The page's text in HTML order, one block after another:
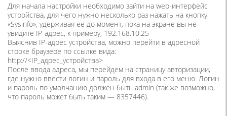
Для начала настройки необходимо зайти на web-интерфейс
устройства, для чего нужно несколько раз нажать на кнопку
«Sysinfo», удерживая ее до момент, пока на экране вы не
увидите IP-адрес, к примеру, 192.168.10.25
Выяснив IP-адрес устройства, можно перейти в адресной
строке браузере по ссылке вида:
http://<IP_адрес_устройства>
После ввода адреса, мы перейдем на страницу авторизации,
где нужно ввести логин и пароль для входа в его меню. Логин
и пароль по умолчанию должен быть admin (так же возможно,
что пароль может быть таким — 8357446).